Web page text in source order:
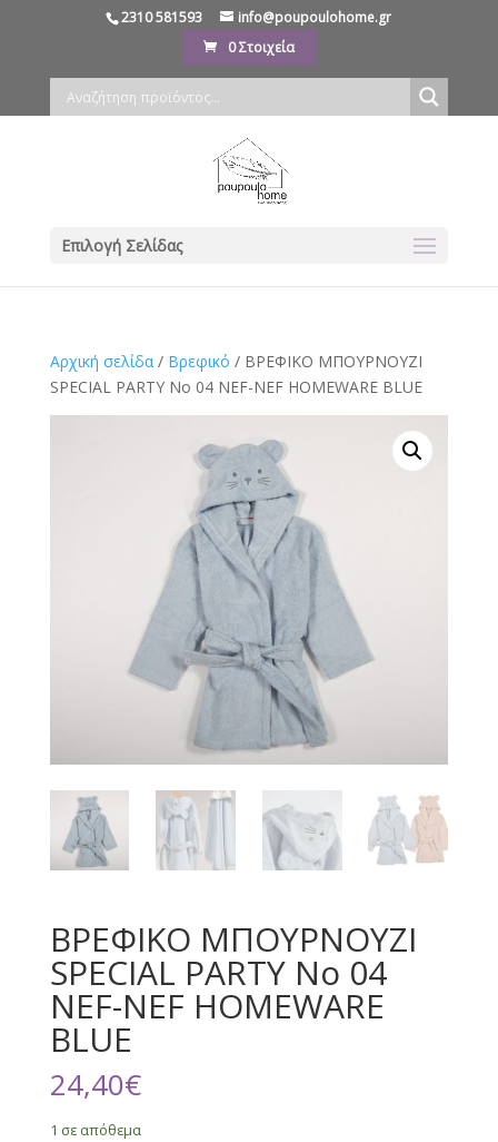
2310 581593
info@poupoulohome.gr
0 Στοιχεία
Επιλογή Σελίδας
Αρχική σελίδα/ Βρεφικό / ΒΡΕΦΙΚΟ ΜΠΟΥΡΝΟΥΖΙ
SPECIAL PARTY Νο 04 NEF-NEF HOMEWARE BLUE
ΒΡΕΦΙΚΟ ΜΠΟΥΡΝΟΥΖΙ
SPECIAL PARTY Νο 04
NEF-NEF HOMEWARE
BLUE
24,40€
1 σε απόθεμα